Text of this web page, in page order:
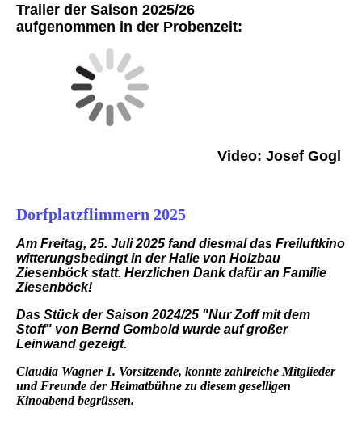
Trailer der Saison 2025/26
aufgenommen in der Probenzeit:
Video: Josef Gogl
Dorfplatzflimmern 2025
Am Freitag, 25. Juli 2025 fand diesmal das Freiluftkino
witterungsbedingt in der Halle von Holzbau
Ziesenböck statt. Herzlichen Dank dafür an Familie
Ziesenböck!
Das Stück der Saison 2024/25 "Nur Zoff mit dem
Stoff" von Bernd Gombold wurde auf großer
Leinwand gezeigt.
Claudia Wagner 1. Vorsitzende, konnte zahlreiche Mitglieder
und Freunde der Heimatbühne zu diesem geselligen
Kinoabend begrüssen.